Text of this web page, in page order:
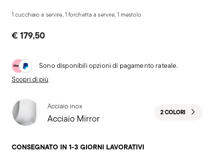
1 cucchiaio a servire, 1 forchetta a servire, 1 mestolo
€ 179,50
Sono disponibili opzioni di pagamento rateale.
Scopri di più
Acciaio inox
Acciaio Mirror 2 COLORI
CONSEGNATO IN 1-3 GIORNI LAVORATIVI